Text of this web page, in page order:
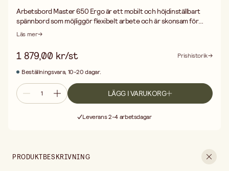
Arbetsbord Master 650 Ergo är ett mobilt och höjdinställbart
spännbord som möjliggör flexibelt arbete och är skonsam för
ryggen, tål även belastning upp till 120 kg. Arbetsbordet har en
underlättar transportering och förvaring. Bordsskivan kan
svängas upp till 65° och kan användas både som spännbord och
som arbetsbänk. Med den medföljande iläggsskivan (10 cm)
fasade kanter i en handvändning till en genomgående arbetsyta
på 650 x 490 mm, och är därmed rustad även för större
steglös utdragssäkring till 780 – 950 mm för att passa din
mm, och mellan spännbackarna av plast upp till 410 mm. Med fyra
Läs mer
1 879,00 kr/st
Prishistorik
Beställningsvara, 10-20 dagar.
LÄGG I VARUKORG
Leverans 2-4 arbetsdagar
PRODUKTBESKRIVNING